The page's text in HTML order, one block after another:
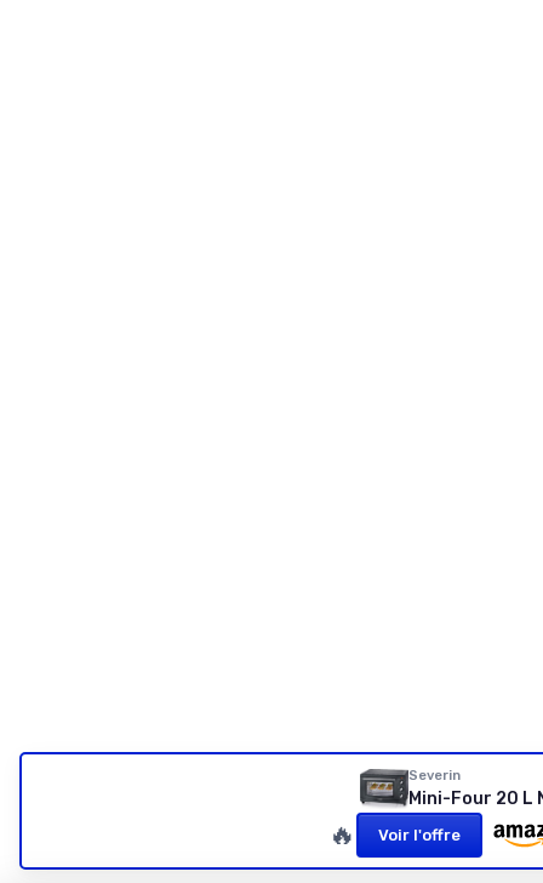
Severin
Mini-Four 20 L
🔥 Voir l'offre